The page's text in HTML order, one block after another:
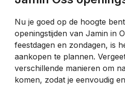
Nu je goed op de hoogte
openingstijden van Jamin in
feestdagen en zondagen, is
aankopen te plannen.
verschillende manieren om
komen, zodat je eenvoudig